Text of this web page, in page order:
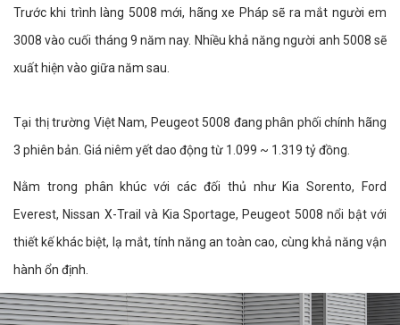
Trước khi trình làng 5008 mới, hãng xe Pháp sẽ ra mắt người em
3008 vào cuối tháng 9 năm nay. Nhiều khả năng người anh 5008 sẽ
xuất hiện vào giữa năm sau.
Tại thị trường Việt Nam, Peugeot 5008 đang phân phối chính hãng
3 phiên bản. Giá niêm yết dao động từ 1.099 ~ 1.319 tỷ đồng.
Nằm trong phân khúc với các đối thủ như Kia Sorento, Ford
Everest, Nissan X-Trail và Kia Sportage, Peugeot 5008 nổi bật với
thiết kế khác biệt, lạ mắt, tính năng an toàn cao, cùng khả năng vận
hành ổn định.